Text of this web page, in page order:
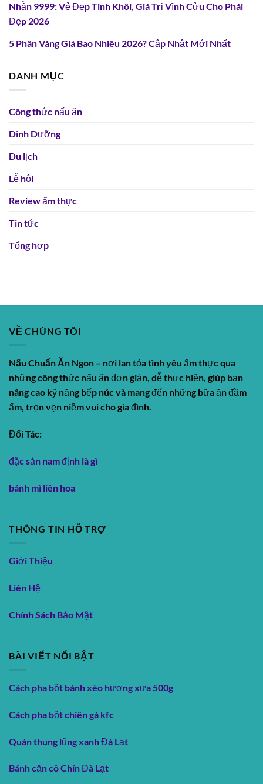
Nhẫn 9999: Vẻ Đẹp Tinh Khôi, Giá Trị Vĩnh Cửu Cho Phái
Đẹp 2026
5 Phân Vàng Giá Bao Nhiêu 2026? Cập Nhật Mới Nhất
DANH MỤC
Công thức nấu ăn
Dinh Dưỡng
Du lịch
Lễ hội
Review ẩm thực
Tin tức
Tổng hợp
VỀ CHÚNG TÔI
Nấu Chuẩn Ăn Ngon – nơi lan tỏa tình yêu ẩm thực qua
những công thức nấu ăn đơn giản, dễ thực hiện, giúp bạn
nâng cao kỹ năng bếp núc và mang đến những bữa ăn đầm
ấm, trọn vẹn niềm vui cho gia đình.
Đối Tác:
đặc sản nam định là gì
bánh mì liên hoa
THÔNG TIN HỖ TRỢ
Giới Thiệu
Liên Hệ
Chính Sách Bảo Mật
BÀI VIẾT NỔI BẬT
Cách pha bột bánh xèo hương xưa 500g
Cách pha bột chiên gà kfc
Quán thung lũng xanh Đà Lạt
Bánh căn cô Chín Đà Lạt